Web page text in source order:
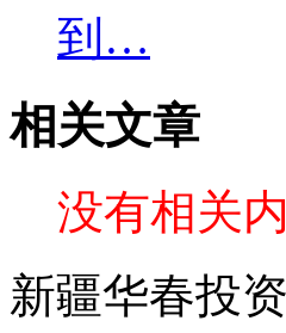
到…
相关文章
没有相关
新疆华春投